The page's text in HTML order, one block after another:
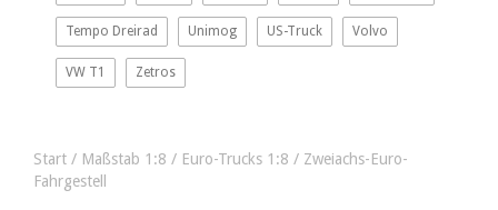
Tempo Dreirad Unimog US-Truck Volvo
VW T1 Zetros
Start / Maßstab 1:8 / Euro-Trucks 1:8 / Zweiachs-Euro-
Fahrgestell